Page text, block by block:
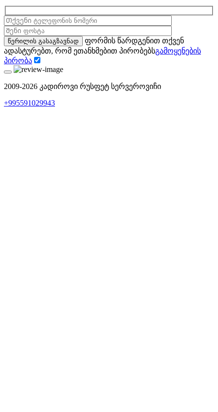
ფორმის წარდგენით თქვენ
ადასტურებთ, რომ ეთანხმებით პირობებსგამოყენების
პირობა
2009-2026 კადიროვი რუსფეტ სერვეროვიჩი
+995591029943